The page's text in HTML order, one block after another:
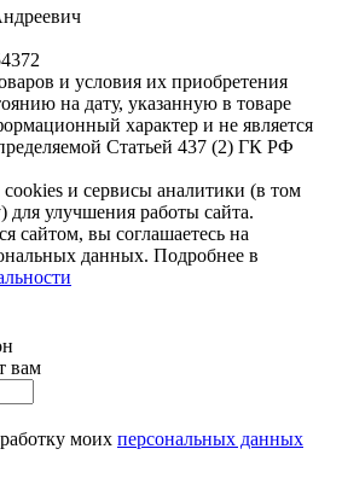
и условия их приобретения
на дату, указанную в товаре
характер и не является
Статьей 437 (2) ГК РФ
и сервисы аналитики (в том
улучшения работы сайта.
сайтом, вы соглашаетесь на
данных. Подробнее в
вам
моих персональных данных